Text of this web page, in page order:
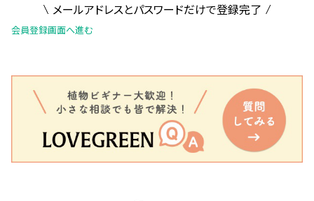
メールアドレスとパスワードだけで登録完了
会員登録画面へ進む